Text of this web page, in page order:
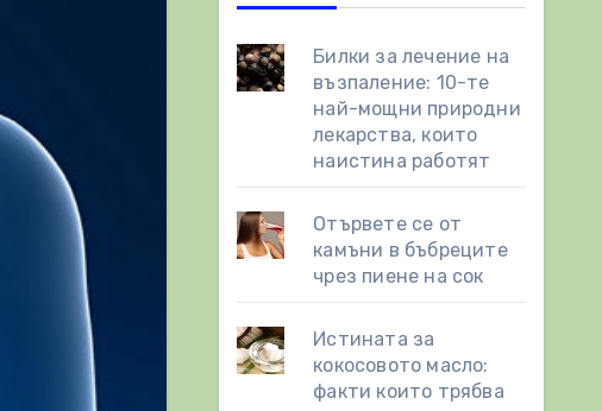
Билки за лечение на
възпаление: 10-те
най-мощни природни
лекарства, които
наистина работят
Отървете се от
камъни в бъбреците
чрез пиене на сок
Истината за
кокосовото масло:
факти които трябва